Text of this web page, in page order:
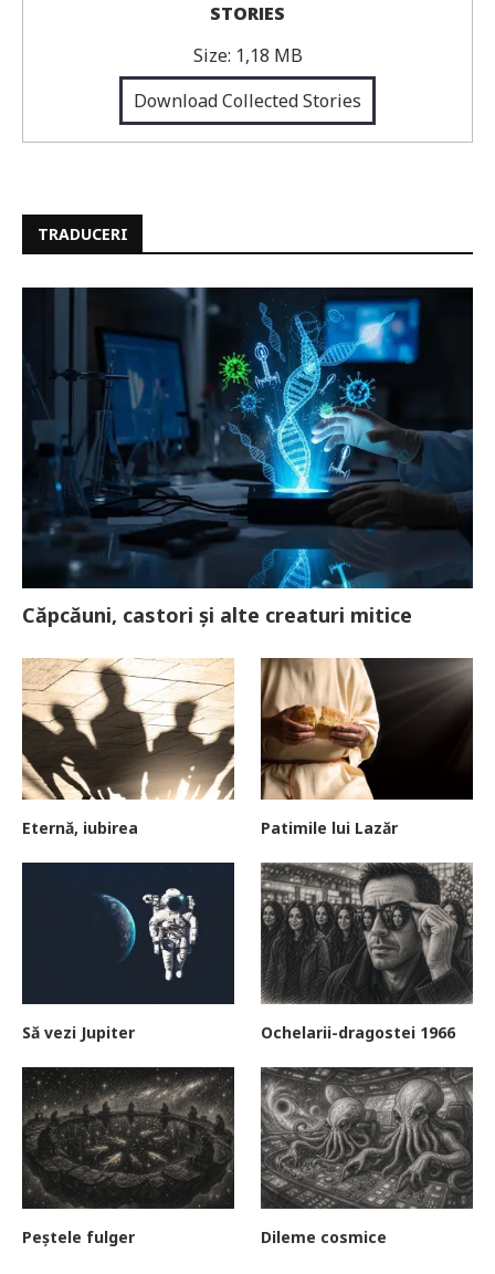
STORIES
Size: 1,18 MB
Download Collected Stories
TRADUCERI
Căpcăuni, castori și alte creaturi mitice
Eternă, iubirea Patimile lui Lazăr
Să vezi Jupiter Ochelarii-dragostei 1966
Peștele fulger Dileme cosmice